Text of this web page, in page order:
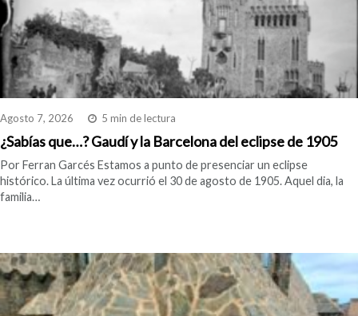
Agosto 7, 2026 5 min de lectura
¿Sabías que…? Gaudí y la Barcelona del eclipse de 1905
Por Ferran Garcés Estamos a punto de presenciar un eclipse
histórico. La última vez ocurrió el 30 de agosto de 1905. Aquel dia, la
familia…